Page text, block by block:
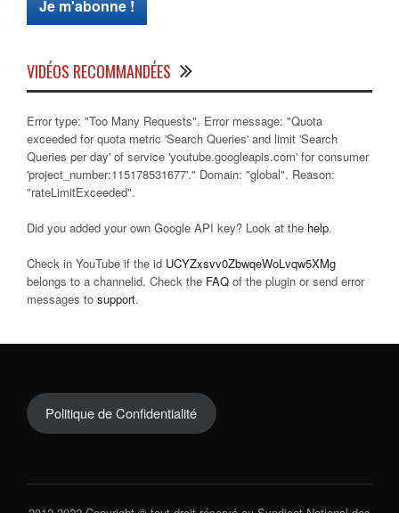
VIDÉOS RECOMMANDÉES
Error type: "Too Many Requests". Error message: "Quota
exceeded for quota metric 'Search Queries' and limit 'Search
Queries per day' of service 'youtube.googleapis.com' for consumer
'project_number:115178531677'." Domain: "global". Reason:
"rateLimitExceeded".
Did you added your own Google API key? Look at the help.
Check in YouTube if the id UCYZxsvv0ZbwqeWoLvqw5XMg
belongs to a channelid. Check the FAQ of the plugin or send error
messages to support.
Politique de Confidentialité